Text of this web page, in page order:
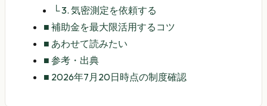
└3. 気密測定を依頼する
■ 補助金を最大限活用するコツ
■ あわせて読みたい
■ 参考・出典
■ 2026年7月20日時点の制度確認